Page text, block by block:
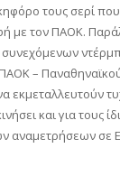
τους σερί που
με τον ΠΑΟΚ.
συνεχόμενων
–
εκμεταλλευτούν
και για τους
αναμετρήσεων σε